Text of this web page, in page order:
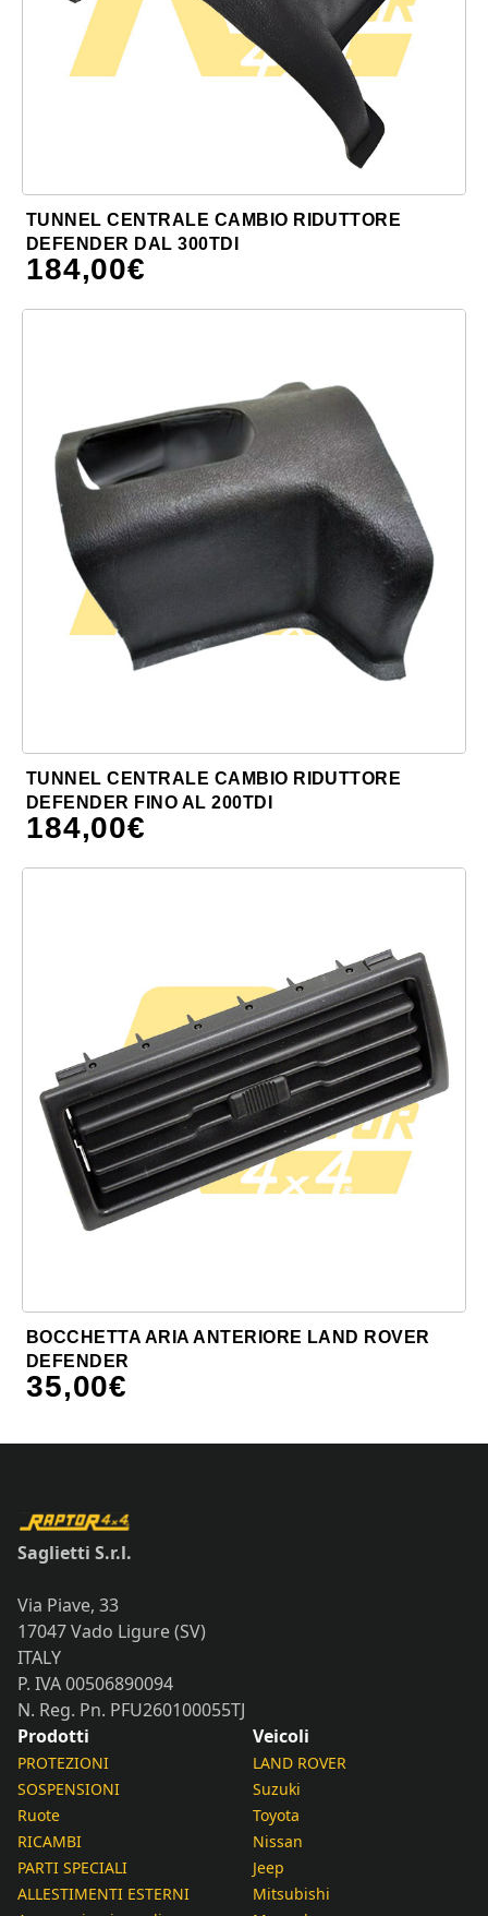
TUNNEL CENTRALE CAMBIO RIDUTTORE
DEFENDER DAL 300TDI
184,00€
TUNNEL CENTRALE CAMBIO RIDUTTORE
DEFENDER FINO AL 200TDI
184,00€
BOCCHETTA ARIA ANTERIORE LAND ROVER
DEFENDER
35,00€
Saglietti S.r.l.
Via Piave, 33
17047 Vado Ligure (SV)
ITALY
P. IVA 00506890094
N. Reg. Pn. PFU260100055TJ
Prodotti
PROTEZIONI
SOSPENSIONI
Ruote
RICAMBI
PARTI SPECIALI
ALLESTIMENTI ESTERNI
Veicoli
LAND ROVER
Suzuki
Toyota
Nissan
Jeep
Mitsubishi